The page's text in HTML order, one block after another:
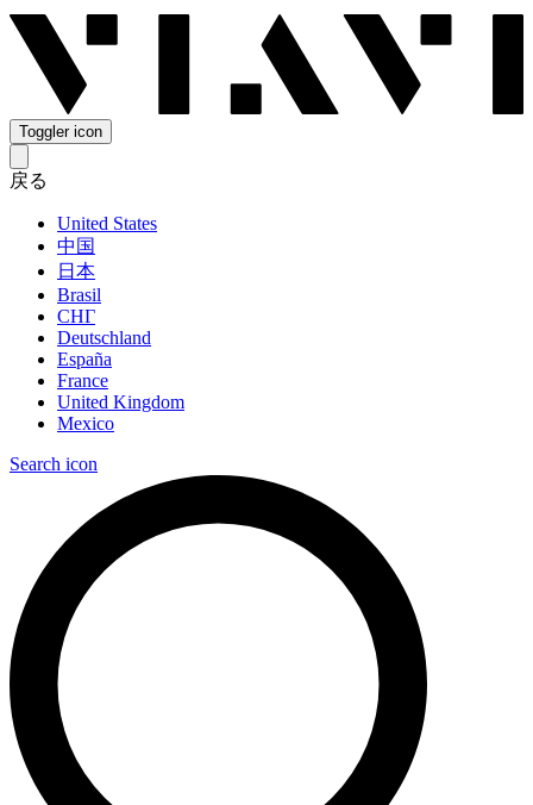
Toggler icon
戻る
United States
中国
日本
Brasil
СНГ
Deutschland
España
France
United Kingdom
Mexico
Search icon